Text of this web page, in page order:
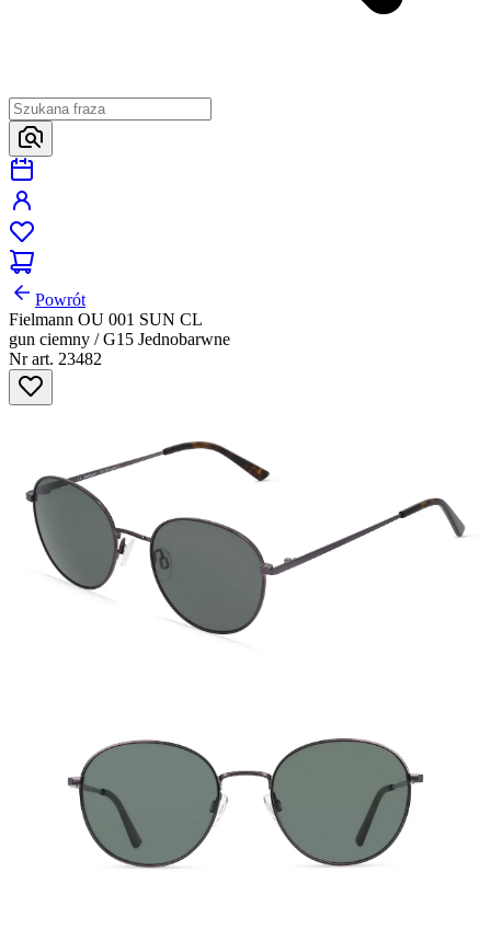
Powrót
Fielmann OU 001 SUN CL
gun ciemny / G15 Jednobarwne
Nr art. 23482